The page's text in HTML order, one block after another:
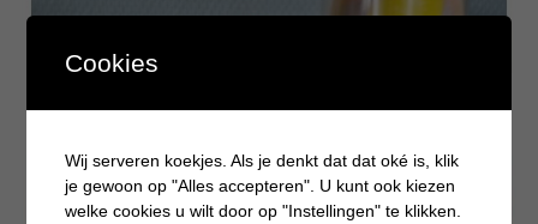
Cookies
Wij serveren koekjes. Als je denkt dat dat oké is, klik
je gewoon op "Alles accepteren". U kunt ook kiezen
welke cookies u wilt door op "Instellingen" te klikken.